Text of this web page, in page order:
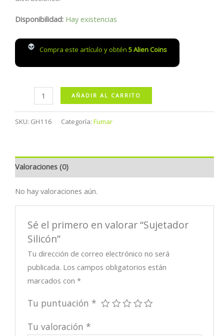
Disponibilidad: Hay existencias
Compra este artículo y obtén 5Alien Coins
Sujetador
Silicón
cantidad
AÑADIR AL CARRITO
SKU: GH116 Categoría: Fumar
Valoraciones (0)
No hay valoraciones aún.
Sé el primero en valorar “Sujetador
Silicón”
Tu dirección de correo electrónico no será
publicada. Los campos obligatorios están
marcados con*
Tu puntuación *
Tu valoración *